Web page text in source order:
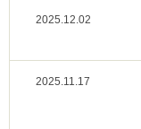
2025.12.02
2025.11.17